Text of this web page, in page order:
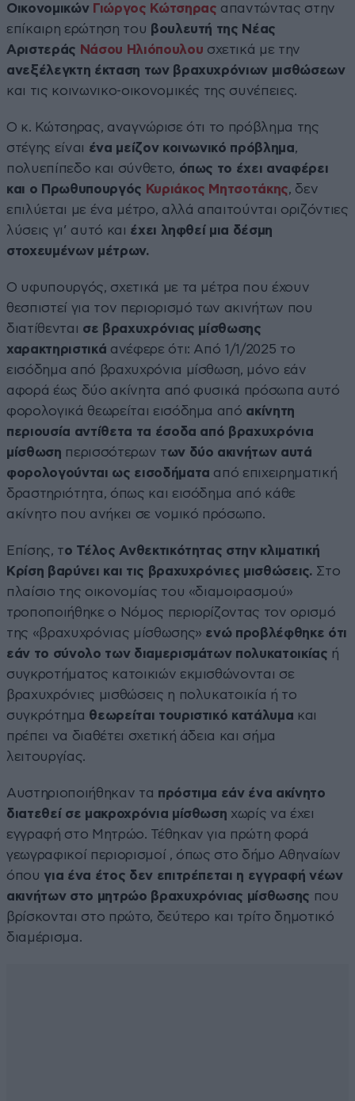
Οικονομικών Γιώργος Κώτσηρας απαντώντας στην
επίκαιρη ερώτηση του βουλευτή της Νέας
Αριστεράς Νάσου Ηλιόπουλου σχετικά με την
ανεξέλεγκτη έκταση των βραχυχρόνιων μισθώσεων
και τις κοινωνικο-οικονομικές της συνέπειες.
Ο κ. Κώτσηρας, αναγνώρισε ότι το πρόβλημα της
στέγης είναι ένα μείζον κοινωνικό πρόβλημα,
πολυεπίπεδο και σύνθετο, όπως το έχει αναφέρει
και ο Πρωθυπουργός Κυριάκος Μητσοτάκης, δεν
επιλύεται με ένα μέτρο, αλλά απαιτούνται οριζόντιες
λύσεις γι’ αυτό και έχει ληφθεί μια δέσμη
στοχευμένων μέτρων.
Ο υφυπουργός, σχετικά με τα μέτρα που έχουν
θεσπιστεί για τον περιορισμό των ακινήτων που
διατίθενται σε βραχυχρόνιας μίσθωσης
χαρακτηριστικά ανέφερε ότι: Από 1/1/2025 το
εισόδημα από βραχυχρόνια μίσθωση, μόνο εάν
αφορά έως δύο ακίνητα από φυσικά πρόσωπα αυτό
φορολογικά θεωρείται εισόδημα από ακίνητη
περιουσία αντίθετα τα έσοδα από βραχυχρόνια
μίσθωση περισσότερων των δύο ακινήτων αυτά
φορολογούνται ως εισοδήματα από επιχειρηματική
δραστηριότητα, όπως και εισόδημα από κάθε
ακίνητο που ανήκει σε νομικό πρόσωπο.
Επίσης, το Τέλος Ανθεκτικότητας στην κλιματική
Κρίση βαρύνει και τις βραχυχρόνιες μισθώσεις. Στο
πλαίσιο της οικονομίας του «διαμοιρασμού»
τροποποιήθηκε ο Νόμος περιορίζοντας τον ορισμό
της «βραχυχρόνιας μίσθωσης» ενώ προβλέφθηκε ότι
εάν το σύνολο των διαμερισμάτων πολυκατοικίας ή
συγκροτήματος κατοικιών εκμισθώνονται σε
βραχυχρόνιες μισθώσεις η πολυκατοικία ή το
συγκρότημα θεωρείται τουριστικό κατάλυμα και
πρέπει να διαθέτει σχετική άδεια και σήμα
λειτουργίας.
Αυστηριοποιήθηκαν τα πρόστιμα εάν ένα ακίνητο
διατεθεί σε μακροχρόνια μίσθωση χωρίς να έχει
εγγραφή στο Μητρώο. Τέθηκαν για πρώτη φορά
γεωγραφικοί περιορισμοί , όπως στο δήμο Αθηναίων
όπου για ένα έτος δεν επιτρέπεται η εγγραφή νέων
ακινήτων στο μητρώο βραχυχρόνιας μίσθωσης που
βρίσκονται στο πρώτο, δεύτερο και τρίτο δημοτικό
διαμέρισμα.